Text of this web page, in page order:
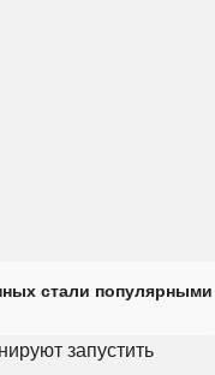
стали популярными